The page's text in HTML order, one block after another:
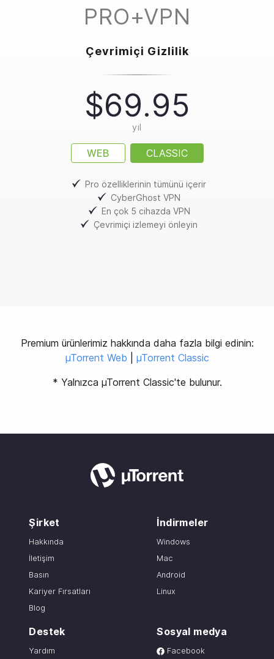
PRO+VPN
Çevrimiçi Gizlilik
$69.95
yıl
WEB CLASSIC
Pro özelliklerinin tümünü içerir
CyberGhost VPN
En çok 5 cihazda VPN
Çevrimiçi izlemeyi önleyin
Premium ürünlerimiz hakkında daha fazla bilgi edinin:
µTorrent Web
µTorrent Classic
* Yalnızca µTorrent Classic'te bulunur.
Şirket
Hakkında
İletişim
Basın
Kariyer Fırsatları
Blog
İndirmeler
Windows
Mac
Android
Linux
Destek
Yardım
Sosyal medya
Facebook